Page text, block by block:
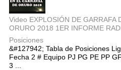
Video EXPLOSIÓN DE GARRAFA
ORURO 2018 1ER INFORME
Posiciones
&#127942; Tabla de Posiciones
Fecha 2 # Equipo PJ PG PE PP
3 ...